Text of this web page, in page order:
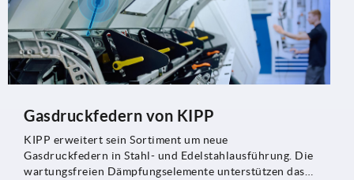
Gasdruckfedern von KIPP
KIPP erweitert sein Sortiment um neue
Gasdruckfedern in Stahl- und Edelstahlausführung. Die
wartungsfreien Dämpfungselemente unterstützen das